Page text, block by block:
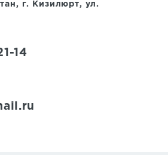
г. Кизилюрт, ул.
14